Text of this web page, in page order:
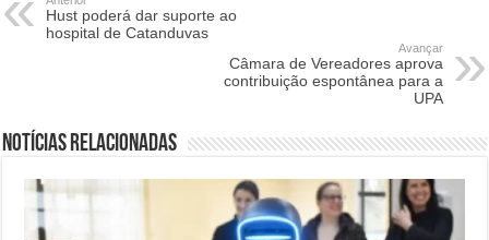
Hust poderá dar suporte ao
hospital de Catanduvas
Avançar
Câmara de Vereadores aprova
contribuição espontânea para a
UPA
Notícias relacionadas